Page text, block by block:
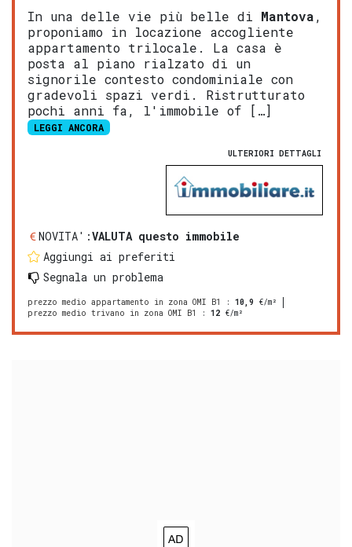
In una delle vie più belle di Mantova,
proponiamo in locazione accogliente
appartamento trilocale. La casa è
posta al piano rialzato di un
signorile contesto condominiale con
gradevoli spazi verdi. Ristrutturato
pochi anni fa, l'immobile of […]
LEGGI ANCORA
ULTERIORI DETTAGLI
NOVITA':VALUTA questo immobile
Aggiungi ai preferiti
Segnala un problema
prezzo medio appartamento in zona OMI B1 : 10,9 €/m²
prezzo medio trivano in zona OMI B1
: 12 €/m²